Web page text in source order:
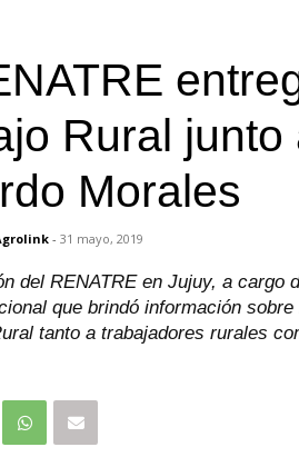
Rural
Morales
- 31 mayo, 2019
del RENATRE en Jujuy, a cargo
que brindó información
tanto a trabajadores rurales